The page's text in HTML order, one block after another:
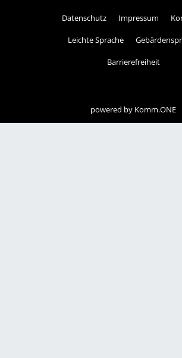
Datenschutz Impressum
Leichte Sprache
Barrierefreiheit
powered by Komm.ONE